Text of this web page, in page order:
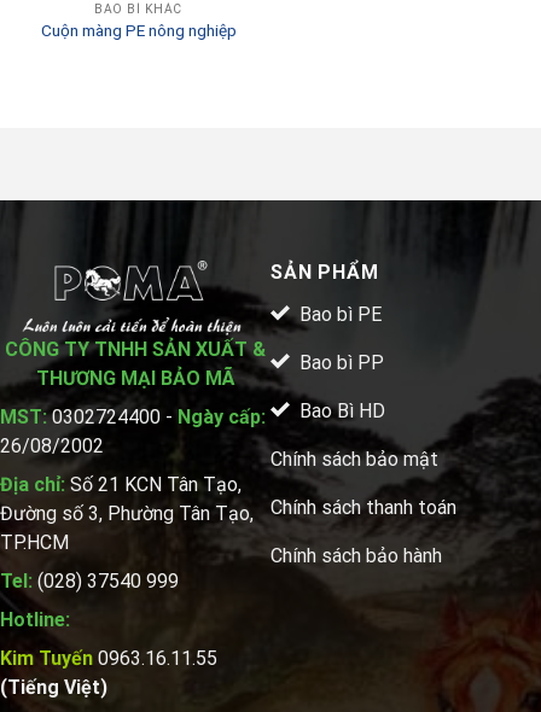
BAO BÌ KHÁC
Cuộn màng PE nông nghiệp
CÔNG TY TNHH SẢN XUẤT &
THƯƠNG MẠI BẢO MÃ
MST:0302724400 - Ngày cấp:
26/08/2002
Địa chỉ: Số 21 KCN Tân Tạo,
Đường số 3, Phường Tân Tạo,
TP.HCM
Tel: (028) 37540 999
Hotline:
Kim Tuyến 0963.16.11.55
(Tiếng Việt)
SẢN PHẨM
Bao bì PE
Bao bì PP
Bao Bì HD
Chính sách bảo mật
Chính sách thanh toán
Chính sách bảo hành